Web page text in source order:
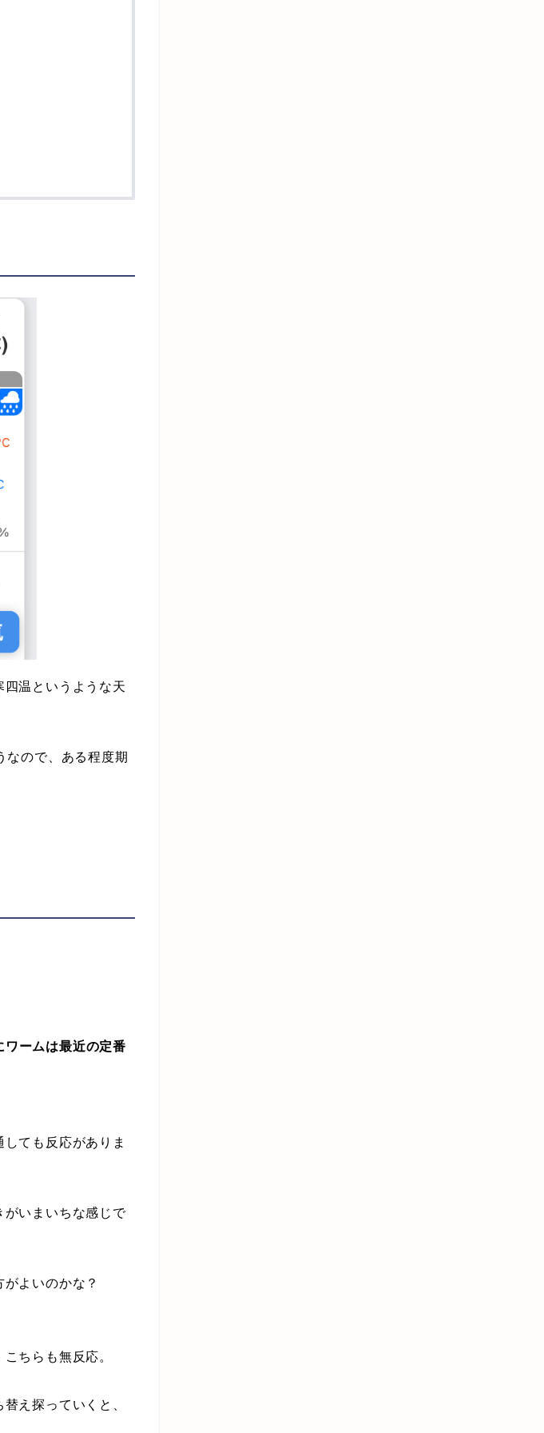
温というような天
なので、ある程度期
ームは最近の定番
ても反応がありま
がいまいちな感じで
よいのかな？
ちらも無反応。
え探っていくと、